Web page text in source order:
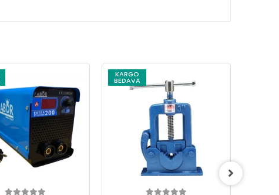
KARGO
BEDAVA